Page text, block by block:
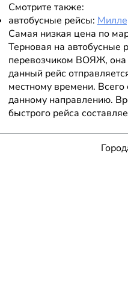
Смотрите также:
автобусные рейсы:
Самая низкая цена по
Терновая на
перевозчиком ВОЯЖ, она
данный рейс
местному времени. Всего
данному направлению.
быстрого рейса